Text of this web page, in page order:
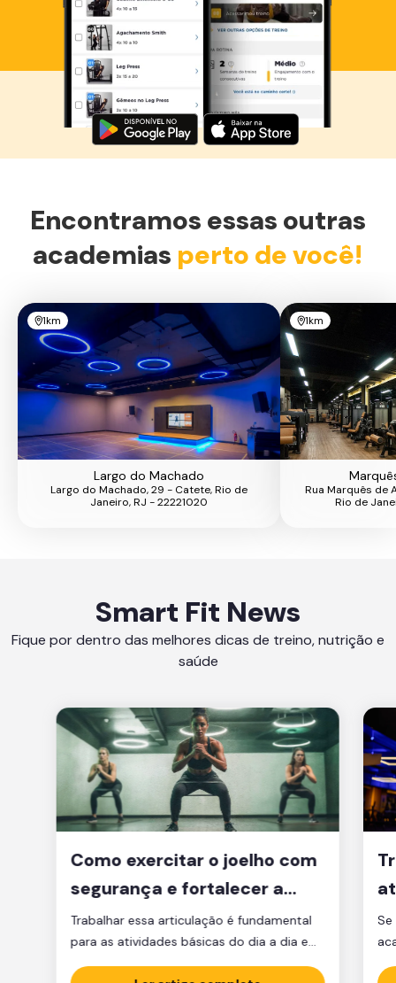
Baixe agora o Smart Fit App
Encontramos essas outras
academias perto de você!
1km
Largo do Machado
Largo do Machado, 29 - Catete, Rio de
Janeiro, RJ - 22221020
1km
Rua Marquês de
Rio de
Smart Fit News
Fique por dentro das melhores dicas de treino, nutrição e
saúde
Como exercitar o joelho com
segurança e fortalecer a
articulação
Trabalhar essa articulação é fundamental
para as atividades básicas do dia a dia e